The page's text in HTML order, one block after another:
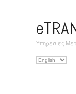
Υπηρεσίες
Επιλέξτε